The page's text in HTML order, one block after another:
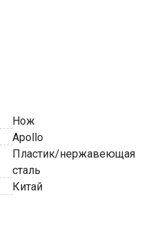
Нож
Apollo
Пластик/нержавеющая
сталь
Китай